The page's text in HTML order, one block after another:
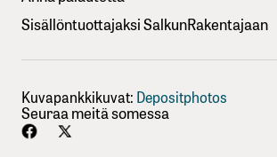
Sisällöntuottajaksi SalkunRakentajaan
Kuvapankkikuvat: Depositphotos
Seuraa meitä somessa